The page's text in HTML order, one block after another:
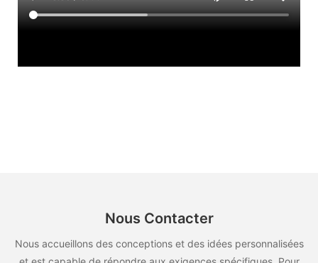
Nous Contacter
Nous accueillons des conceptions et des idées personnalisées